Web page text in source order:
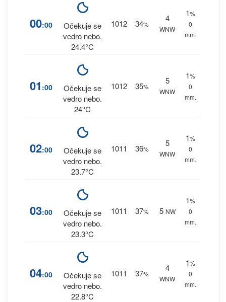
00:00
Očekuje se
vedro nebo.
24.4°C
1012 34%
4
WNW
1%
0
mm.
01 :00
Očekuje se
vedro nebo.
24°C
1012 35%
5
WNW
1%
0
mm.
02:00
Očekuje se
vedro nebo.
23.7°C
1011 36%
5
WNW
1%
0
mm.
03:00
Očekuje se
vedro nebo.
23.3°C
1011 37% 5 NW
1%
0
mm.
04:00
Očekuje se
vedro nebo.
22.8°C
1011 37%
4
WNW
1%
0
mm.